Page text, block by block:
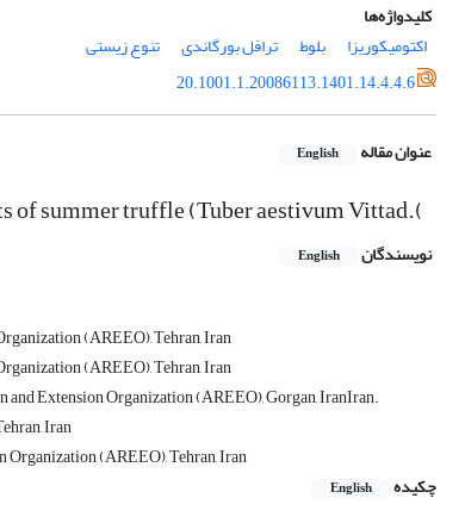
کلیدواژه‌ها
اکتومیکوریزا
بلوط ترافل بورگاندی
تنوع زیستی
20.1001.1.20086113.1401.14.4.4.6
عنوان مقاله English
summer truffle (Tuber aestivum Vittad.(
نویسندگان English
(AREEO), Tehran, Iran
(AREEO), Tehran, Iran
and Extension Organization (AREEO), Gorgan, IranIran.
Iran
Organization (AREEO), Tehran, Iran
چکیده
English